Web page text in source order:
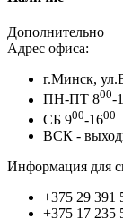
Дополнительно
Адрес офиса:
г.Минск,
ПН-ПТ 800-
СБ 900-1600
ВСК -
Информация для
+375 29 391
+375 17 235